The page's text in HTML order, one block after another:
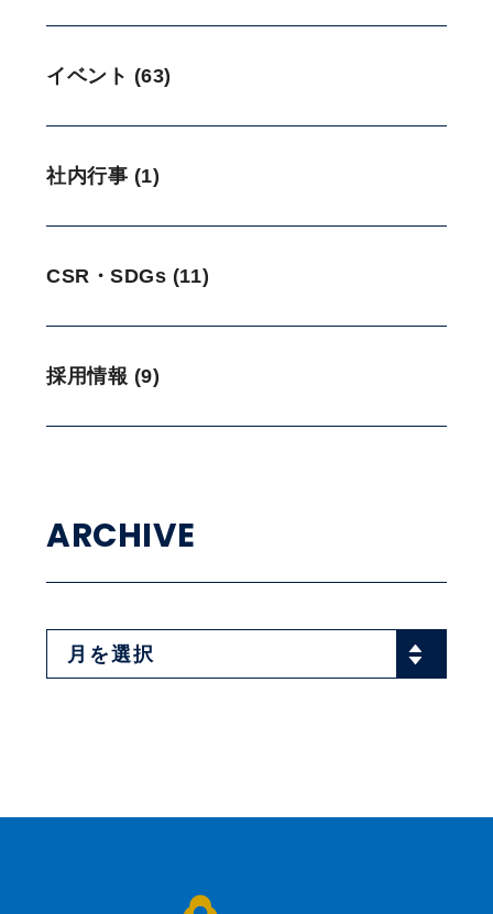
イベント (63)
社内行事 (1)
CSR・SDGs (11)
採用情報 (9)
ARCHIVE